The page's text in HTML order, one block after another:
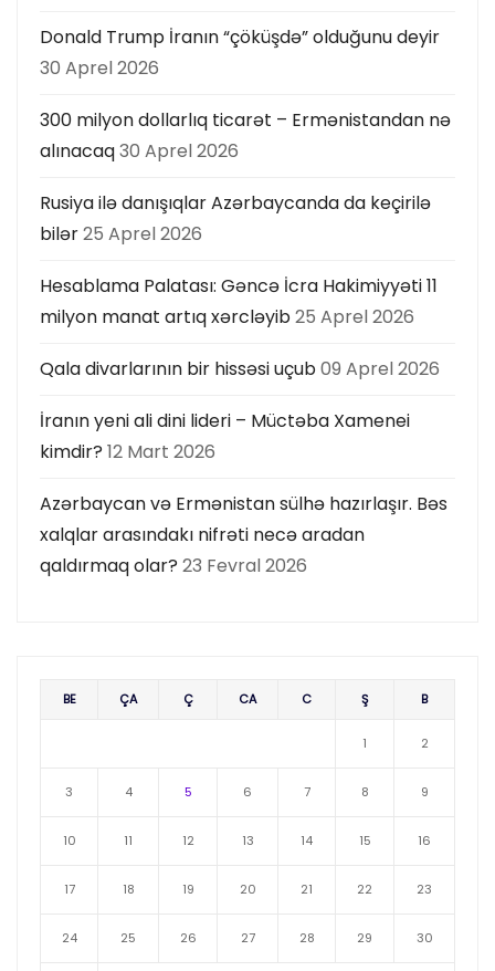
Donald Trump İranın “çöküşdə” olduğunu deyir
30 Aprel 2026
300 milyon dollarlıq ticarət – Ermənistandan nə
alınacaq30 Aprel 2026
Rusiya ilə danışıqlar Azərbaycanda da keçirilə
bilər25 Aprel 2026
Hesablama Palatası: Gəncə İcra Hakimiyyəti 11
milyon manat artıq xərcləyib25 Aprel 2026
Qala divarlarının bir hissəsi uçub09 Aprel 2026
İranın yeni ali dini lideri – Müctəba Xamenei
kimdir? 12 Mart 2026
Azərbaycan və Ermənistan sülhə hazırlaşır. Bəs
xalqlar arasındakı nifrəti necə aradan
qaldırmaq olar? 23 Fevral 2026
BE ÇA Ç CA C Ş B
1 2
3 4 5 6 7 8 9
10 11 12 13 14 15 16
17 18 19 20 21 22 23
24 25 26 27 28 29 30